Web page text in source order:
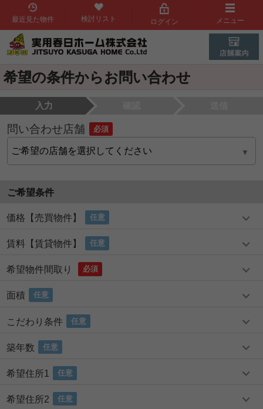
最近見た物件 検討リスト ログイン メニュー
希望の条件からお問い合わせ
入力
問い合わせ店舗 必須
ご希望条件
価格【売買物件】 任意
賃料【賃貸物件】 任意
希望物件間取り 必須
面積 任意
こだわり条件 任意
築年数 任意
希望住所1 任意
希望住所2 任意